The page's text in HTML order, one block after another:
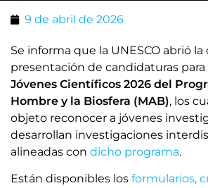
9 de abril de 2026
Se informa que la UNESCO abrió
presentación de candidaturas para
Jóvenes Científicos 2026 del
Hombre y la Biosfera (MAB), los
objeto reconocer a jóvenes
desarrollan investigaciones
alineadas con dicho programa.
Están disponibles los formularios,